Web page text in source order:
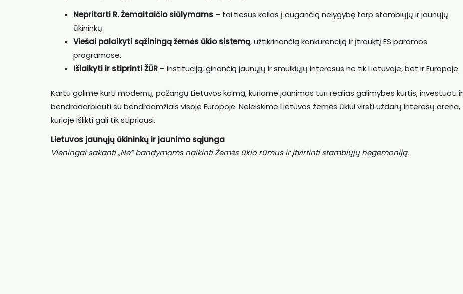
Nepritarti R. Žemaitaičio siūlymams – tai tiesus kelias į augančią nelygybę tarp stambiųjų ir jaunųjų
ūkininkų.
Viešai palaikyti sąžiningą žemės ūkio sistemą, užtikrinančią konkurenciją ir įtrauktį ES paramos
programose.
Išlaikyti ir stiprinti ŽŪR – instituciją, ginančią jaunųjų ir smulkiųjų interesus ne tik Lietuvoje, bet ir Europoje.
Kartu galime kurti modernų, pažangų Lietuvos kaimą, kuriame jaunimas turi realias galimybes kurtis, investuoti ir
bendradarbiauti su bendraamžiais visoje Europoje. Neleiskime Lietuvos žemės ūkiui virsti uždarų interesų arena,
kurioje išlikti gali tik stipriausi.
Lietuvos jaunųjų ūkininkų ir jaunimo sąjunga
Vieningai sakanti „Ne“ bandymams naikinti Žemės ūkio rūmus ir įtvirtinti stambiųjų hegemoniją.